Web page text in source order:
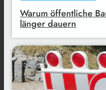
Warum öffentliche
länger dauern